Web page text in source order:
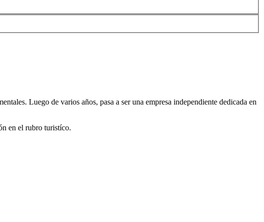
Luego de varios años, pasa a ser una empresa independiente dedicada en
en el rubro turistíco.